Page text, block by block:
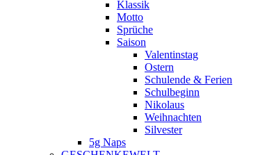
Klassik
Motto
Sprüche
Saison
Valentinstag
Ostern
Schulende & Ferien
Schulbeginn
Nikolaus
Weihnachten
Silvester
5g Naps